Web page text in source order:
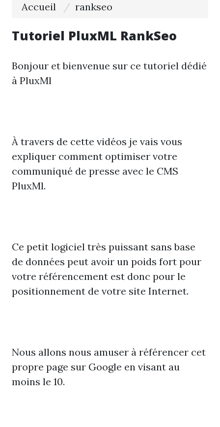
Accueil rankseo
Tutoriel PluxML RankSeo
Bonjour et bienvenue sur ce tutoriel dédié
à PluxMl
À travers de cette vidéos je vais vous
expliquer comment optimiser votre
communiqué de presse avec le CMS
PluxMl.
Ce petit logiciel très puissant sans base
de données peut avoir un poids fort pour
votre référencement est donc pour le
positionnement de votre site Internet.
Nous allons nous amuser à référencer cet
propre page sur Google en visant au
moins le 10.